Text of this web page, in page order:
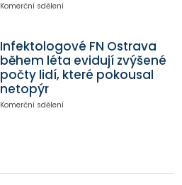
Komerční sdělení
Infektologové FN Ostrava
během léta evidují zvýšené
počty lidí, které pokousal
netopýr
Komerční sdělení